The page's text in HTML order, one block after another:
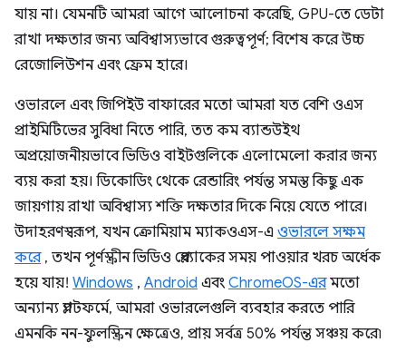
যায় না। যেমনটি আমরা আগে আলোচনা করেছি, GPU-তে ডেটা
রাখা দক্ষতার জন্য অবিশ্বাস্যভাবে গুরুত্বপূর্ণ; বিশেষ করে উচ্চ
রেজোলিউশন এবং ফ্রেম হারে।
ওভারলে এবং জিপিইউ বাফারের মতো আমরা যত বেশি ওএস
প্রাইমিটিভের সুবিধা নিতে পারি, তত কম ব্যান্ডউইথ
অপ্রয়োজনীয়ভাবে ভিডিও বাইটগুলিকে এলোমেলো করার জন্য
ব্যয় করা হয়। ডিকোডিং থেকে রেন্ডারিং পর্যন্ত সমস্ত কিছু এক
জায়গায় রাখা অবিশ্বাস্য শক্তি দক্ষতার দিকে নিয়ে যেতে পারে।
উদাহরণস্বরূপ, যখন ক্রোমিয়াম ম্যাকওএস-এ ওভারলে সক্ষম
করে, তখন পূর্ণস্ক্রীন ভিডিও প্লেব্যাকের সময় পাওয়ার খরচ অর্ধেক
হয়ে যায়! Windows , Android এবং ChromeOS-এরমতো
অন্যান্য প্ল্যাটফর্মে, আমরা ওভারলেগুলি ব্যবহার করতে পারি
এমনকি নন-ফুলস্ক্রিন ক্ষেত্রেও, প্রায় সর্বত্র 50% পর্যন্ত সঞ্চয় করে৷